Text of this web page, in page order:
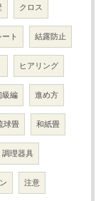
クロス
ト 結露防止
ヒアリング
級編 進め方
球畳 和紙畳
調理器具
注意